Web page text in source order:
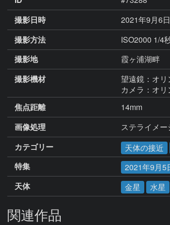
撮影日時
2021年9月6
撮影方法
ISO2000 1/4
撮影地
霞ヶ浦湖畔
撮影機材
望遠鏡：オリ
カメラ：オリ
焦点距離
14mm
画像処理
ステライメ
カテゴリー
天体の接近
特集
2021年9月5
天体
金星 水星
関連作品